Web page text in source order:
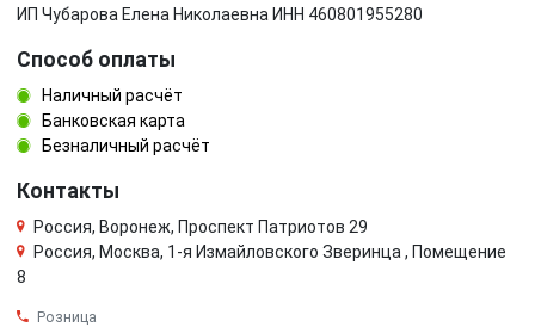
ИП Чубарова Елена Николаевна ИНН 460801955280
Способ оплаты
Наличный расчёт
Банковская карта
Безналичный расчёт
Контакты
Россия, Воронеж, Проспект Патриотов 29
Россия, Москва, 1-я Измайловского Зверинца , Помещение
8
Розница